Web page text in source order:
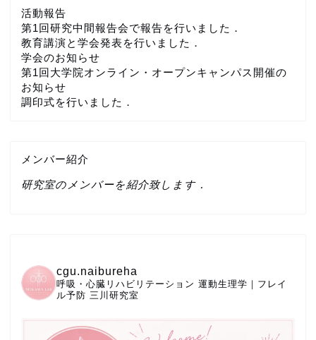
活動報告
第1回研究中間報告会で報告を行いました．
教育講演と学会発表を行いました．
学会のお知らせ
第1回大学院オンライン・オープンキャンパス開催の
お知らせ
調印式を行いました．
メンバー紹介
研究室のメンバーを紹介致します．
cgu.naibureha
呼吸・心臓リハビリテーション 運動生理学｜フレイ
ル予防 三川研究室